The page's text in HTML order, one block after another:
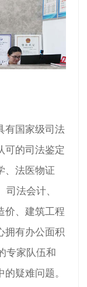
国家级司法
可的司法鉴定
、法医物证
司法会计、
价、建筑工程
拥有办公面积
专家队伍和
疑难问题。